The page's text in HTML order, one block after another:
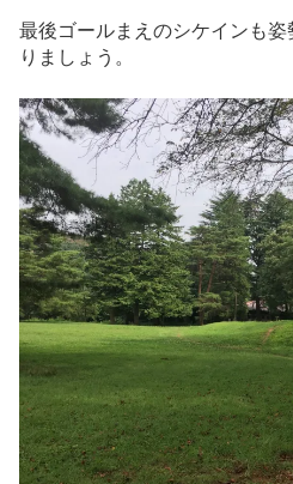
最後ゴールまえのシケインも
りましょう。